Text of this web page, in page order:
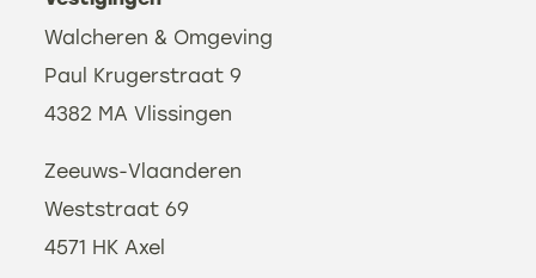
Walcheren & Omgeving
Paul Krugerstraat 9
4382 MA Vlissingen
Zeeuws-Vlaanderen
Weststraat 69
4571 HK Axel